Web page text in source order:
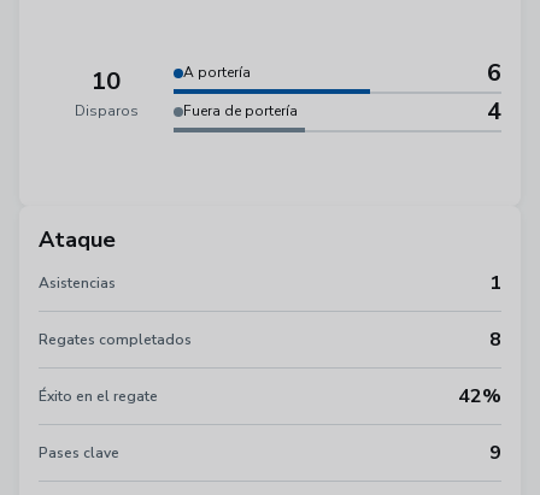
10
Disparos
A portería 6
Fuera de portería 4
Ataque
Asistencias 1
Regates completados 8
Éxito en el regate 42%
Pases clave 9